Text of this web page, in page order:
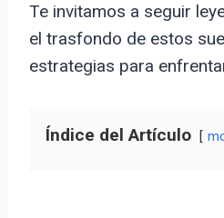
Te invitamos a seguir
el trasfondo de estos
estrategias para
Índice del Artículo